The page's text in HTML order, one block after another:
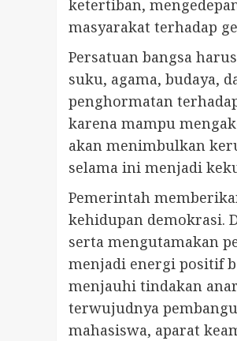
ketertiban,
masyarakat terhadap
Persatuan bangsa
suku, agama, budaya,
penghormatan
karena mampu
akan menimbulkan
selama ini menjadi
Pemerintah
kehidupan demokrasi.
serta mengutamakan
menjadi energi positif
menjauhi tindakan
terwujudnya
mahasiswa, aparat